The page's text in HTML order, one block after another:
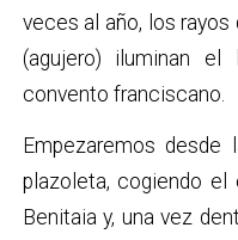
veces al año, los rayos
(agujero) iluminan
convento franciscano.
Empezaremos
plazoleta, cogiendo el
Benitaia y, una vez